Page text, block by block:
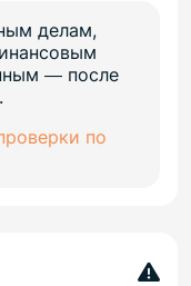
делам,
— после
.
по